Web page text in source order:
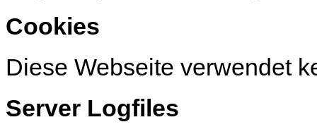
Cookies
Diese Webseite verwendet
Server Logfiles